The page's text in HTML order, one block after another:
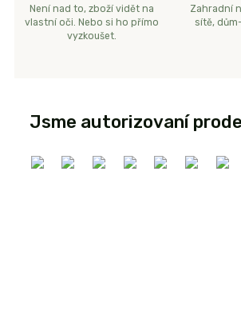
Není nad to, zboží vidět na
vlastní oči. Nebo si ho přímo
vyzkoušet.
Zahradní
sítě,
Jsme autorizovaní